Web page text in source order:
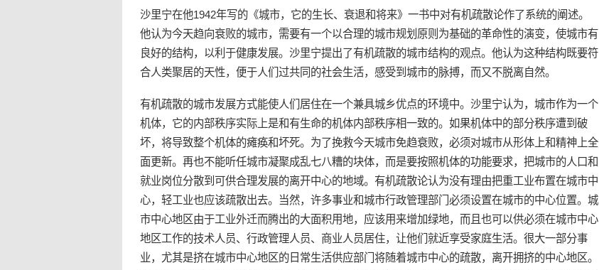
沙里宁在他1942年写的《城市，它的生长、衰退和将来》一书中对有机疏散论作了系统的阐述。
他认为今天趋向衰败的城市，需要有一个以合理的城市规划原则为基础的革命性的演变，使城市有
良好的结构，以利于健康发展。沙里宁提出了有机疏散的城市结构的观点。他认为这种结构既要符
合人类聚居的天性，便于人们过共同的社会生活，感受到城市的脉搏，而又不脱离自然。
有机疏散的城市发展方式能使人们居住在一个兼具城乡优点的环境中。沙里宁认为，城市作为一个
机体，它的内部秩序实际上是和有生命的机体内部秩序相一致的。如果机体中的部分秩序遭到破
坏，将导致整个机体的瘫痪和坏死。为了挽救今天城市免趋衰败，必须对城市从形体上和精神上全
面更新。再也不能听任城市凝聚成乱七八糟的块体，而是要按照机体的功能要求，把城市的人口和
就业岗位分散到可供合理发展的离开中心的地域。有机疏散论认为没有理由把重工业布置在城市中
心，轻工业也应该疏散出去。当然，许多事业和城市行政管理部门必须设置在城市的中心位置。城
市中心地区由于工业外迁而腾出的大面积用地，应该用来增加绿地，而且也可以供必须在城市中心
地区工作的技术人员、行政管理人员、商业人员居住，让他们就近享受家庭生活。很大一部分事
业，尤其是挤在城市中心地区的日常生活供应部门将随着城市中心的疏散，离开拥挤的中心地区。